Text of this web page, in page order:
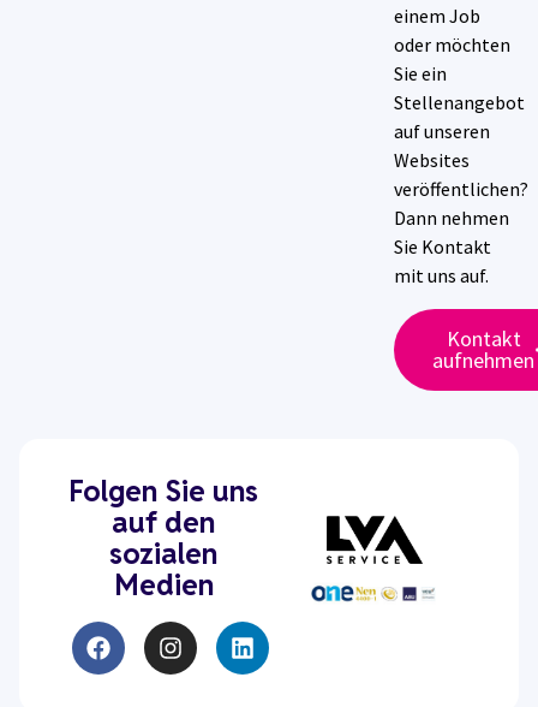
einem Job
oder möchten
Sie ein
Stellenangebot
auf unseren
Websites
veröffentlichen?
Dann nehmen
Sie Kontakt
mit uns auf.
Kontakt
aufnehmen
Folgen Sie uns
auf den
sozialen
Medien